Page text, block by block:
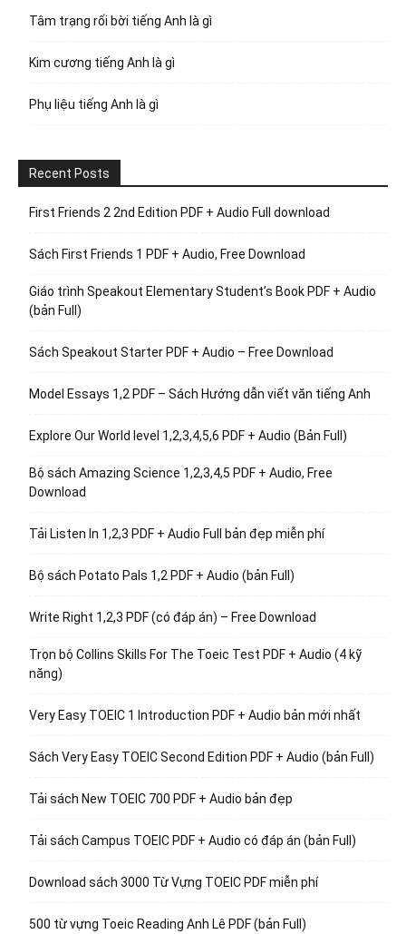
Tâm trạng rối bời tiếng Anh là gì
Kim cương tiếng Anh là gì
Phụ liệu tiếng Anh là gì
Recent Posts
First Friends 2 2nd Edition PDF + Audio Full download
Sách First Friends 1 PDF + Audio, Free Download
Giáo trình Speakout Elementary Student’s Book PDF + Audio
(bản Full)
Sách Speakout Starter PDF + Audio – Free Download
Model Essays 1,2 PDF – Sách Hướng dẫn viết văn tiếng Anh
Explore Our World level 1,2,3,4,5,6 PDF + Audio (Bản Full)
Bộ sách Amazing Science 1,2,3,4,5 PDF + Audio, Free
Download
Tải Listen In 1,2,3 PDF + Audio Full bản đẹp miễn phí
Bộ sách Potato Pals 1,2 PDF + Audio (bản Full)
Write Right 1,2,3 PDF (có đáp án) – Free Download
Trọn bộ Collins Skills For The Toeic Test PDF + Audio (4 kỹ
năng)
Very Easy TOEIC 1 Introduction PDF + Audio bản mới nhất
Sách Very Easy TOEIC Second Edition PDF + Audio (bản Full)
Tải sách New TOEIC 700 PDF + Audio bản đẹp
Tải sách Campus TOEIC PDF + Audio có đáp án (bản Full)
Download sách 3000 Từ Vựng TOEIC PDF miễn phí
500 từ vựng Toeic Reading Anh Lê PDF (bản Full)